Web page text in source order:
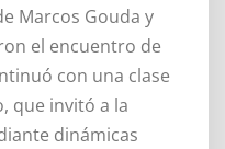
Marcos Gouda y
el encuentro de
con una clase
que invitó a la
dinámicas